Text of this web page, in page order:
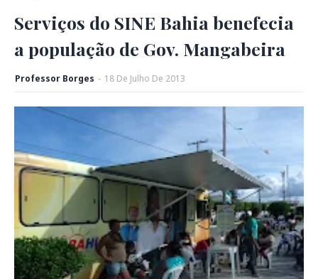
Serviços do SINE Bahia benefecia
a população de Gov. Mangabeira
Professor Borges - 18 De Julho De 2013